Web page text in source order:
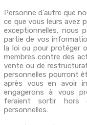
Personne d'autre que
ce que vous leurs avez
exceptionnelles, nous
partie de vos
la loi ou pour protéger
membres contre des
vente ou de
personnelles pourront
après vous en avoir
engagerons à vous
feraient sortir hors
personnelles.